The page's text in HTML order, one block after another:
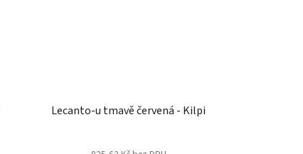
Lecanto-u tmavě červená - Kilpi